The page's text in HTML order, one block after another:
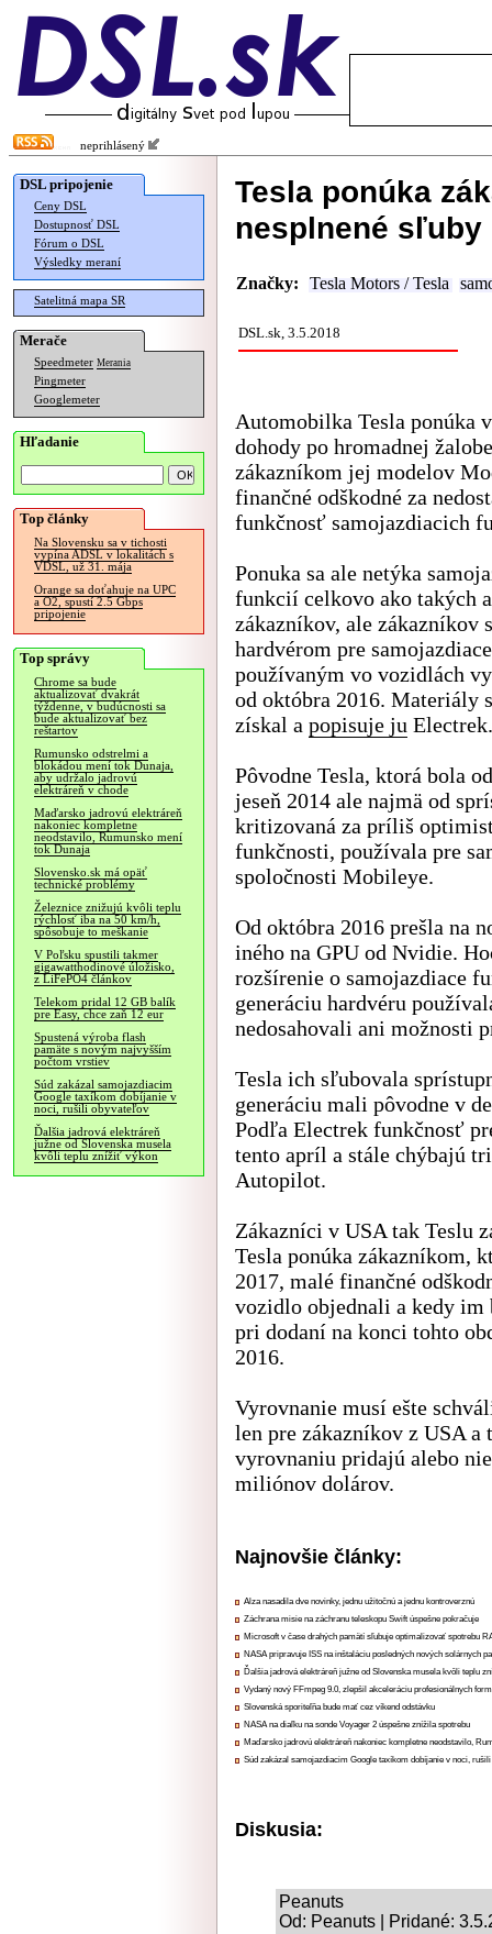
neprihlásený
DSL pripojenie
Ceny DSL
Dostupnosť DSL
Fórum o DSL
Výsledky meraní
Satelitná mapa SR
Merače
Speedmeter Merania
Pingmeter
Googlemeter
Hľadanie
Top články
Na Slovensku sa v tichosti
vypína ADSL v lokalitách s
VDSL, už 31. mája
Orange sa doťahuje na UPC
a O2, spustí 2.5 Gbps
pripojenie
Top správy
Chrome sa bude
aktualizovať dvakrát
týždenne, v budúcnosti sa
bude aktualizovať bez
reštartov
Rumunsko odstrelmi a
blokádou mení tok Dunaja,
aby udržalo jadrovú
elektráreň v chode
Maďarsko jadrovú elektráreň
nakoniec kompletne
neodstavilo, Rumunsko mení
tok Dunaja
Slovensko.sk má opäť
technické problémy
Železnice znižujú kvôli teplu
rýchlosť iba na 50 km/h,
spôsobuje to meškanie
V Poľsku spustili takmer
gigawatthodinové úložisko,
z LiFePO4 článkov
Telekom pridal 12 GB balík
pre Easy, chce zaň 12 eur
Spustená výroba flash
pamäte s novým najvyšším
počtom vrstiev
Súd zakázal samojazdiacim
Google taxíkom dobíjanie v
noci, rušili obyvateľov
Ďalšia jadrová elektráreň
južne od Slovenska musela
kvôli teplu znížiť výkon
Tesla ponúka
nesplnené
Značky: Tesla Motors / Tesla
DSL.sk, 3.5.2018
Automobilka Tesla ponúka
dohody po hromadnej žalobe
zákazníkom jej modelov
finančné odškodné za
funkčnosť samojazdiacich
Ponuka sa ale netýka
funkcií celkovo ako takých
zákazníkov, ale zákazníkov
hardvérom pre
používaným vo vozidlách
od októbra 2016. Materiály
získal a popisuje ju Electrek.
Pôvodne Tesla, ktorá bola
jeseň 2014 ale najmä od
kritizovaná za príliš
funkčnosti, používala pre
spoločnosti Mobileye.
Od októbra 2016 prešla na
iného na GPU od Nvidie.
rozšírenie o samojazdiace
generáciu hardvéru
nedosahovali ani možnosti
Tesla ich sľubovala
generáciu mali pôvodne v
Podľa Electrek funkčnosť
tento apríl a stále chýbajú
Autopilot.
Zákazníci v USA tak Teslu
Tesla ponúka zákazníkom,
2017, malé finančné
vozidlo objednali a kedy im
pri dodaní na konci tohto
2016.
Vyrovnanie musí ešte
len pre zákazníkov z USA
vyrovnaniu pridajú alebo
miliónov dolárov.
Najnovšie články:
Alza nasadila dve novinky, jednu užitočnú a jednu kontroverznú
Záchrana misie na záchranu teleskopu Swift úspešne pokračuje
Microsoft v čase drahých pamätí sľubuje optimalizovať spotrebu
NASA pripravuje ISS na inštaláciu posledných nových solárnych
Ďalšia jadrová elektráreň južne od Slovenska musela kvôli teplu
Vydaný nový FFmpeg 9.0, zlepšil akceleráciu profesionálnych
Slovenská sporiteľňa bude mať cez víkend odstávku
NASA na diaľku na sonde Voyager 2 úspešne znížila spotrebu
Maďarsko jadrovú elektráreň nakoniec kompletne neodstavilo,
Súd zakázal samojazdiacim Google taxíkom dobíjanie v noci,
Diskusia:
Peanuts
Od: Peanuts | Pridané: